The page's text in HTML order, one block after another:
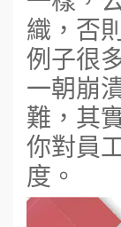
織，否
例子很
一朝崩
難，其
你對員
度。